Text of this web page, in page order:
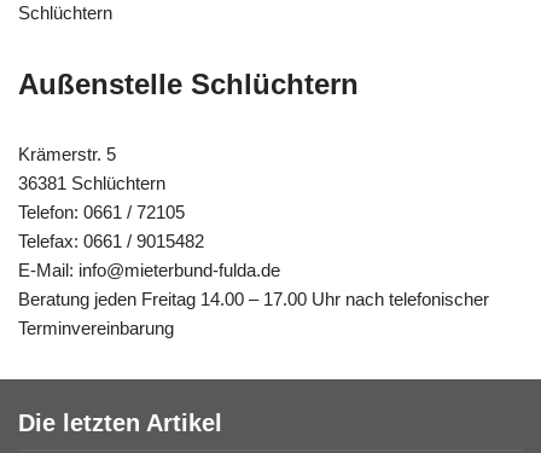
Schlüchtern
Außenstelle Schlüchtern
Krämerstr. 5
36381 Schlüchtern
Telefon: 0661 / 72105
Telefax: 0661 / 9015482
E-Mail: info@mieterbund-fulda.de
Beratung jeden Freitag 14.00 – 17.00 Uhr nach telefonischer
Terminvereinbarung
Die letzten Artikel